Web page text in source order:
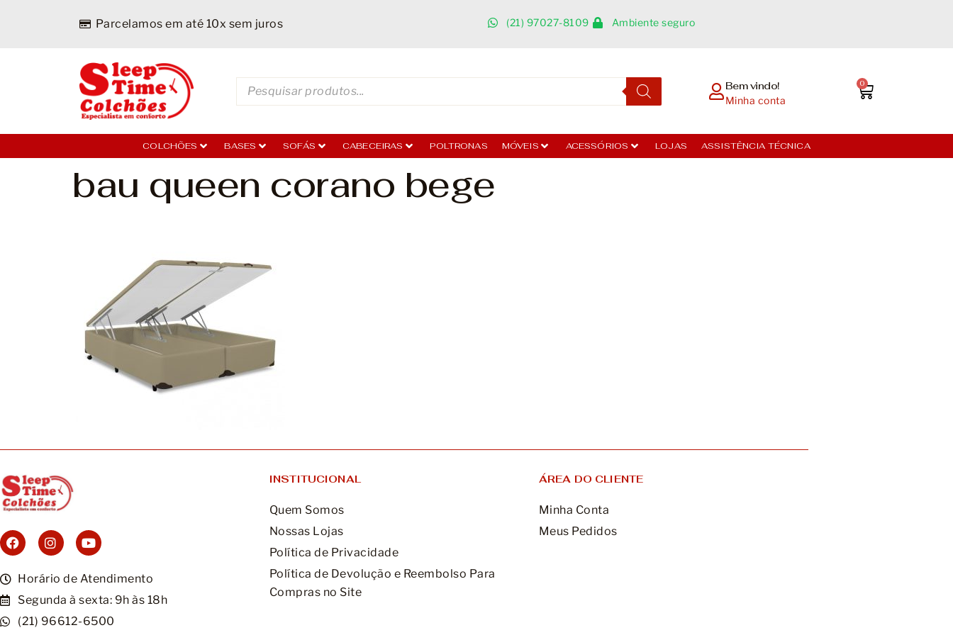
Parcelamos em até 10x sem juros (21) 97027-8109 Ambiente seguro​
Bem vindo!
Minha conta
0
COLCHÕES BASES SOFÁS CABECEIRAS POLTRONAS MÓVEIS ACESSÓRIOS LOJAS ASSISTÊNCIA TÉCNICA
bau queen corano bege
Horário de Atendimento
Segunda à sexta: 9h às 18h
(21) 96612-6500
INSTITUCIONAL
Quem Somos
Nossas Lojas
Política de Privacidade
Política de Devolução e Reembolso Para
Compras no Site
ÁREA DO CLIENTE
Minha Conta
Meus Pedidos